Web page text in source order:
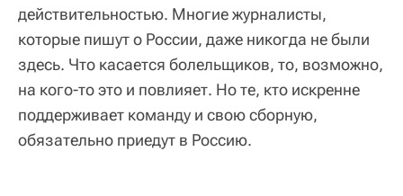
действительностью. Многие журналисты,
которые пишут о России, даже никогда не были
здесь. Что касается болельщиков, то, возможно,
на кого-то это и повлияет. Но те, кто искренне
поддерживает команду и свою сборную,
обязательно приедут в Россию.